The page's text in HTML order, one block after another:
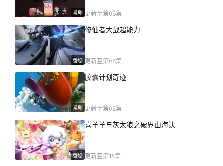
番剧 更新至第06集
番剧
修仙者大战超能力
更新至第06集
番剧
胶囊计划奇迹
更新至第02集
番剧
喜羊羊与灰太狼之破界山海诀
更新至第18集